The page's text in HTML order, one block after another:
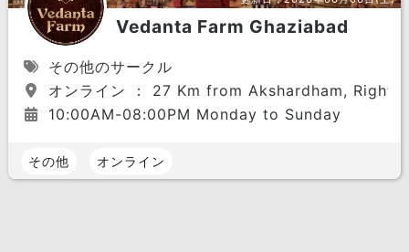
Vedanta Farm Ghaziabad
その他のサークル
オンライン ： 27 Km from Akshardham,
10:00AM-08:00PM Monday to Sunday
その他 オンライン